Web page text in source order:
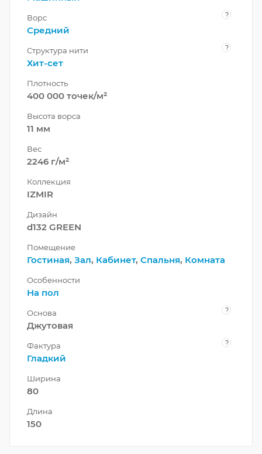
Ворс ?
Средний
Структура нити ?
Хит-сет
Плотность
400 000 точек/м²
Высота ворса
11 мм
Вес
2246 г/м²
Коллекция
IZMIR
Дизайн
d132 GREEN
Помещение
Гостиная, Зал, Кабинет, Спальня, Комната
Особенности
На пол
Основа ?
Джутовая
Фактура ?
Гладкий
Ширина
80
Длина
150